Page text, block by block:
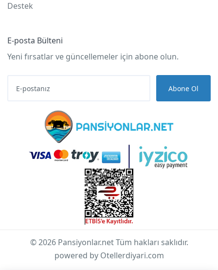
Destek
E-posta Bülteni
Yeni fırsatlar ve güncellemeler için abone olun.
Abone Ol
© 2026 Pansiyonlar.net Tüm hakları saklıdır.
powered by Otellerdiyari.com